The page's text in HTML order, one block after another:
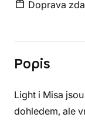
Doprava
Popis
Light i Misa
dohledem, ale